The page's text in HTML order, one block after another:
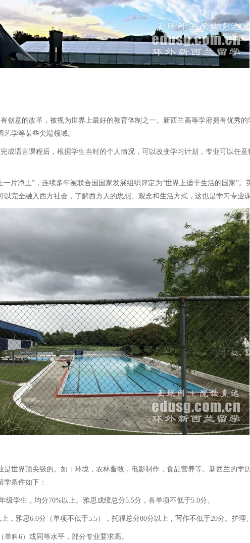
意的改革，被视为世界上最好的教育体制之一。新西兰高等学府拥有优秀
学等某些尖端领域。
语言课程后，根据学生当时的个人情况，可以改变学习计划，专业可以任
净土”，连续多年被联合国国家发展组织评定为“世界上适于生活的国家”。
完全融入西方社会，了解西方人的思想、观念和生活方式，这也是学习专业
界顶尖级的。如：环境，农林畜牧，电影制作，食品营养等。新西兰的学
条件如下：
生，均分70%以上。雅思成绩总分5.5分，各单项不低于5.0分。
雅思6.0分（单项不低于5.5），托福总分80分以上，写作不低于20分。护理
科6）或同等水平，部分专业要求高。